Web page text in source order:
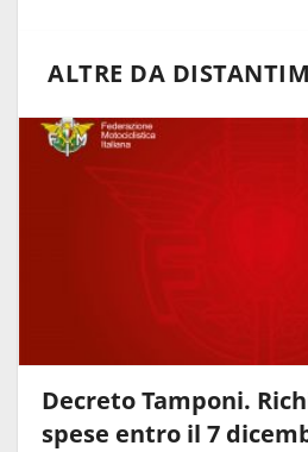
ALTRE DA
Decreto Tamponi.
spese entro il 7